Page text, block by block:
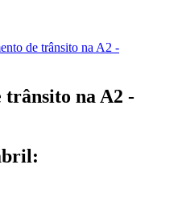
de trânsito na A2 -
trânsito na A2 -